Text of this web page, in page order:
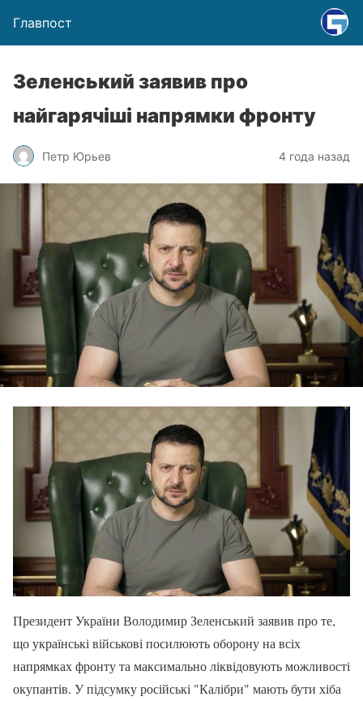
Главпост
Зеленський заявив про
найгарячіші напрямки фронту
Петр Юрьев 4 года назад
Президент України Володимир Зеленський заявив про те,
що українські військові посилюють оборону на всіх
напрямках фронту та максимально ліквідовують можливості
окупантів. У підсумку російські "Калібри" мають бути хіба